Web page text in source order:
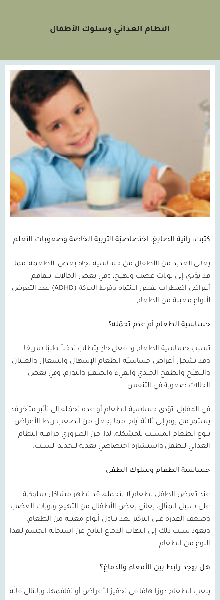
النظام الغذائي وسلوك الأطفال
كتبت: رانية الصايغ، اختصاصيّة التربية الخاصة وصعوبات التعلّم
يعاني العديد من الأطفال من حساسية تجاه بعض الأطعمة، مما
قد يؤدي إلى نوبات غضب وتهيج، وفي بعض الحالات، تتفاقم
أعراض اضطراب نقص الانتباه وفرط الحركة (ADHD)
بعد التعرض
لأنواع معينة من الطعام.
حساسية الطعام أم عدم تحمّله؟
تسبب حساسية الطعام رد فعل حادٍ يتطلب تدخلاً طبيًا سريعًا.
وقد تشمل أعراض حساسيّة الطعام الإسهال والسعال والغثيان
والتهيّج والطفح الجلدي والقيء والصفير والتورم، وفي بعض
الحالات صعوبة في التنفس.
في المقابل، تؤدي حساسية الطعام أو عدم تحمّله إلى تأثير متأخر قد
يستمر من يوم إلى ثلاثة أيام، مما يجعل من الصعب ربط الأعراض
بنوع الطعام المسبب للمشكلة. لذا، من الضروري مراقبة النظام
الغذائي للطفل واستشارة اختصاصي تغذية لتحديد السبب.
حساسية الطعام وسلوك الطفل
عند تعرض الطفل لطعام لا يتحمله، قد تظهر مشاكل سلوكية.
على سبيل المثال، يعاني بعض الأطفال من التهيج ونوبات الغضب
وضعف القدرة على التركيز بعد تناول أنواع معينة من الطعام.
ويعود سبب ذلك إلى التهاب الدماغ الناتج عن استجابة الجسم لهذا
النوع من الطعام.
هل يوجد رابط بين الأمعاء والدماغ؟
يلعب الطعام دورًا هامًا في تحفيز الأعراض أو تفاقمها، وبالتالي فإنّه